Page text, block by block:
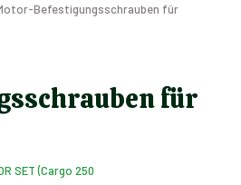
Befestigungsschrauben für
für